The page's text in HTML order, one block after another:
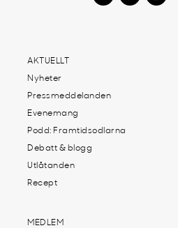
AKTUELLT
Nyheter
Pressmeddelanden
Evenemang
Podd: Framtidsodlarna
Debatt & blogg
Utlåtanden
Recept
MEDLEM